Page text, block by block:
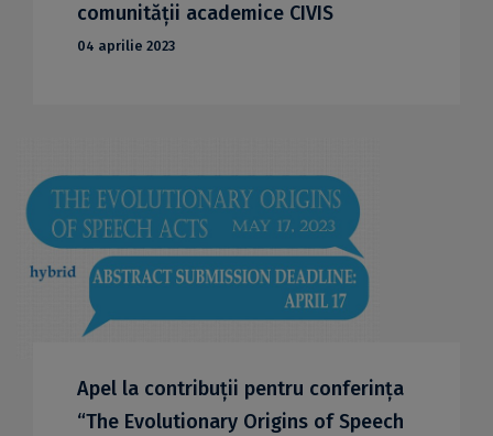
comunității academice CIVIS
04 aprilie 2023
Apel la contribuții pentru conferința
“The Evolutionary Origins of Speech